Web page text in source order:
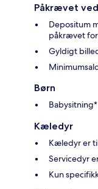
Påkrævet
Depositum
påkrævet
Gyldigt
Børn
Babysitning*
Kæledyr
Kæledyr er
Servicedyr
Kun